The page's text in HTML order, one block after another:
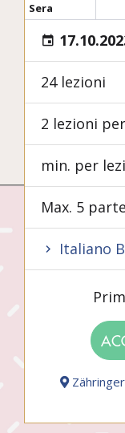
Sera
24 lezioni
2 lezioni
min. per
Max. 5
Italiano